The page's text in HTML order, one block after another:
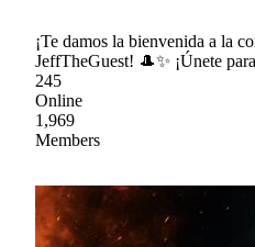
¡Te damos la bienvenida a la
JeffTheGuest! 🎩✨ ¡Únete
245
Online
1,969
Members